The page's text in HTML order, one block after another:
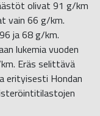
olivat 91 g/km
vain 66 g/km.
ja 68 g/km.
lukemia vuoden
Eräs selittävä
erityisesti Hondan